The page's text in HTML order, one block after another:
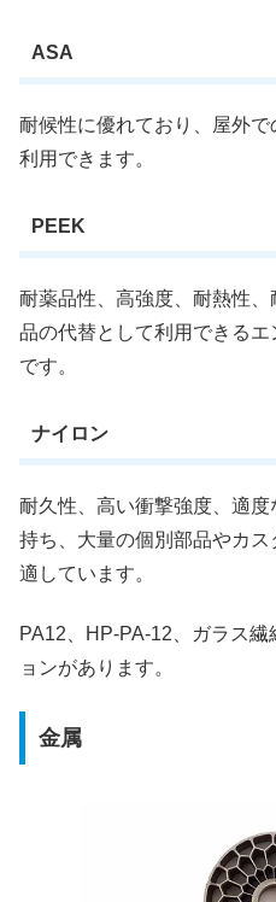
ASA
耐候性に優れており、屋外
利用できます。
PEEK
耐薬品性、高強度、耐熱性
品の代替として利用できる
です。
ナイロン
耐久性、高い衝撃強度、適
持ち、大量の個別部品やカ
適しています。
PA12、HP-PA-12、ガラス
ョンがあります。
金属